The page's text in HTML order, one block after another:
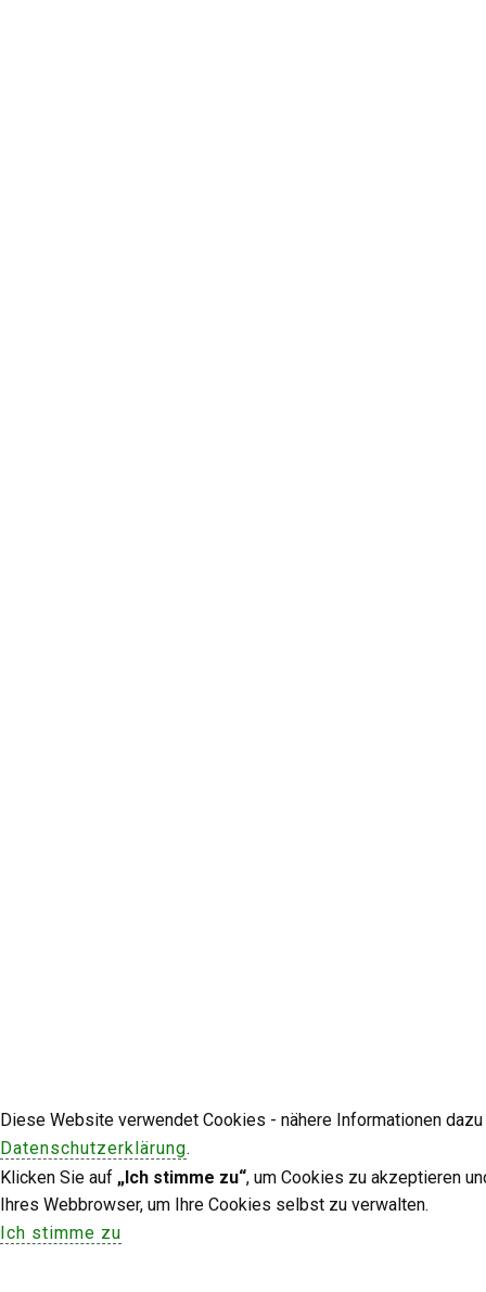
Diese Website verwendet Cookies - nähere Informationen
Datenschutzerklärung.
Klicken Sie auf „Ich stimme zu“, um Cookies zu akzeptieren
Ihres Webbrowser, um Ihre Cookies selbst zu verwalten.
Ich stimme zu